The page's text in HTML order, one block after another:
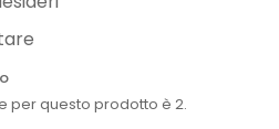
per questo prodotto è 2.